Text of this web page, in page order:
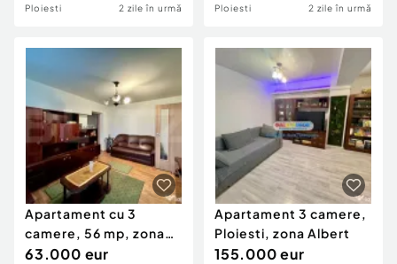
Ploiesti 2 zile în urmă Ploiesti 2 zile în urmă
Apartament cu 3
camere, 56 mp, zona
Cina
63.000 eur
Apartament 3 camere,
Ploiesti, zona Albert
155.000 eur